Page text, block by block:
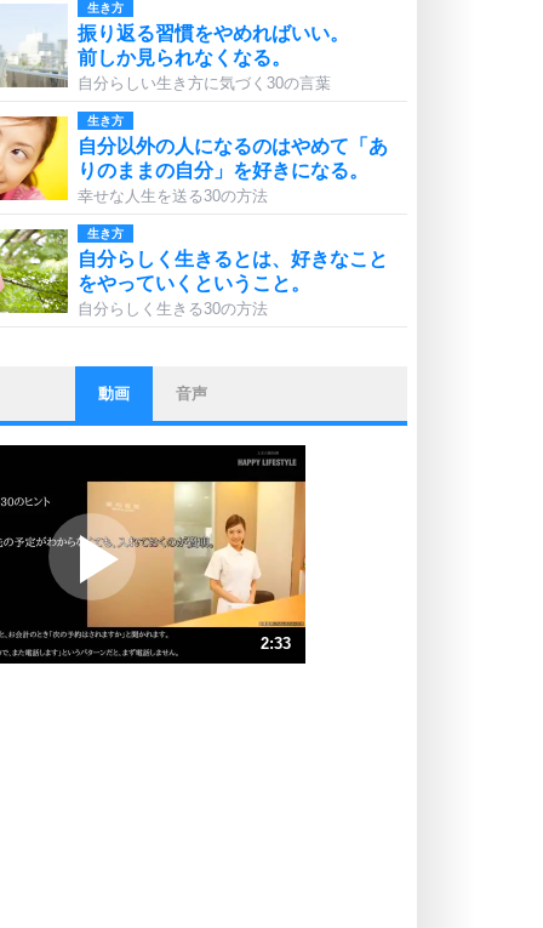
生き方
振り返る習慣をやめればいい。
前しか見られなくなる。
自分らしい生き方に気づく30の言葉
生き方
自分以外の人になるのはやめて「あ
りのままの自分」を好きになる。
幸せな人生を送る30の方法
生き方
自分らしく生きるとは、好きなこと
をやっていくということ。
自分らしく生きる30の方法
ストレス対策
他人と比べない。
いっそのこと、他人を見ない。
プラス思考
ポジティブになれない原因は、行動
しないから。
ポジティブ思考になる30の方法
ストレス対策
人生、なんとかなるもの。
動画 音声
2:33